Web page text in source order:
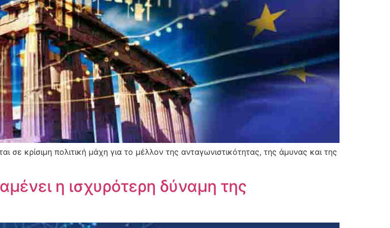
κρίσιμη πολιτική μάχη για το μέλλον της ανταγωνιστικότητας, της άμυνας και της
η ισχυρότερη δύναμη της